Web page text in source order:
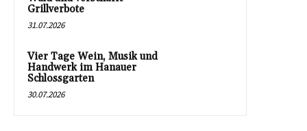
Grillverbote
31.07.2026
Vier Tage Wein, Musik und
Handwerk im Hanauer
Schlossgarten
30.07.2026